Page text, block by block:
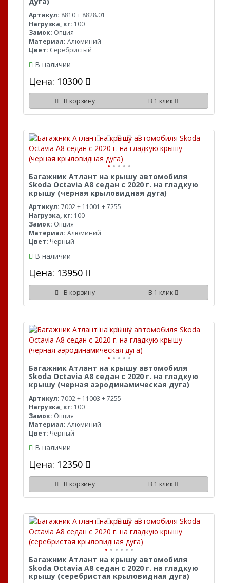
Артикул: 8810 + 8828.01
Нагрузка, кг: 100
Замок: Опция
Материал: Алюминий
Цвет: Серебристый
В наличии
Цена: 10300
В корзину В 1 клик
Багажник Атлант на крышу автомобиля
Skoda Octavia A8 седан с 2020 г. на гладкую
крышу (черная крыловидная дуга)
Артикул: 7002 + 11001 + 7255
Нагрузка, кг: 100
Замок: Опция
Материал: Алюминий
Цвет: Черный
В наличии
Цена: 13950
В корзину В 1 клик
Багажник Атлант на крышу автомобиля
Skoda Octavia A8 седан с 2020 г. на гладкую
крышу (черная аэродинамическая дуга)
Артикул: 7002 + 11003 + 7255
Нагрузка, кг: 100
Замок: Опция
Материал: Алюминий
Цвет: Черный
В наличии
Цена: 12350
В корзину В 1 клик
Багажник Атлант на крышу автомобиля
Skoda Octavia A8 седан с 2020 г. на гладкую
крышу (серебристая крыловидная дуга)